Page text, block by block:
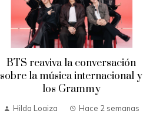
BTS reaviva la conversación
sobre la música internacional y
los Grammy
Hilda Loaiza Hace 2 semanas